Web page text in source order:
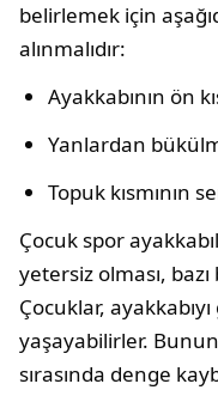
belirlemek için
alınmalıdır:
Ayakkabının ön
Yanlardan
Topuk kısmının
Çocuk spor
yetersiz olması,
Çocuklar,
yaşayabilirler.
sırasında denge